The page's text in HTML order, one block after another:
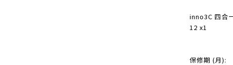
inno3C 四合
12 x1
保修期 (月):